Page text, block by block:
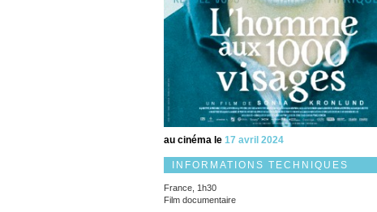
au cinéma le 17 avril 2024
INFORMATIONS TECHNIQUES
France, 1h30
Film documentaire